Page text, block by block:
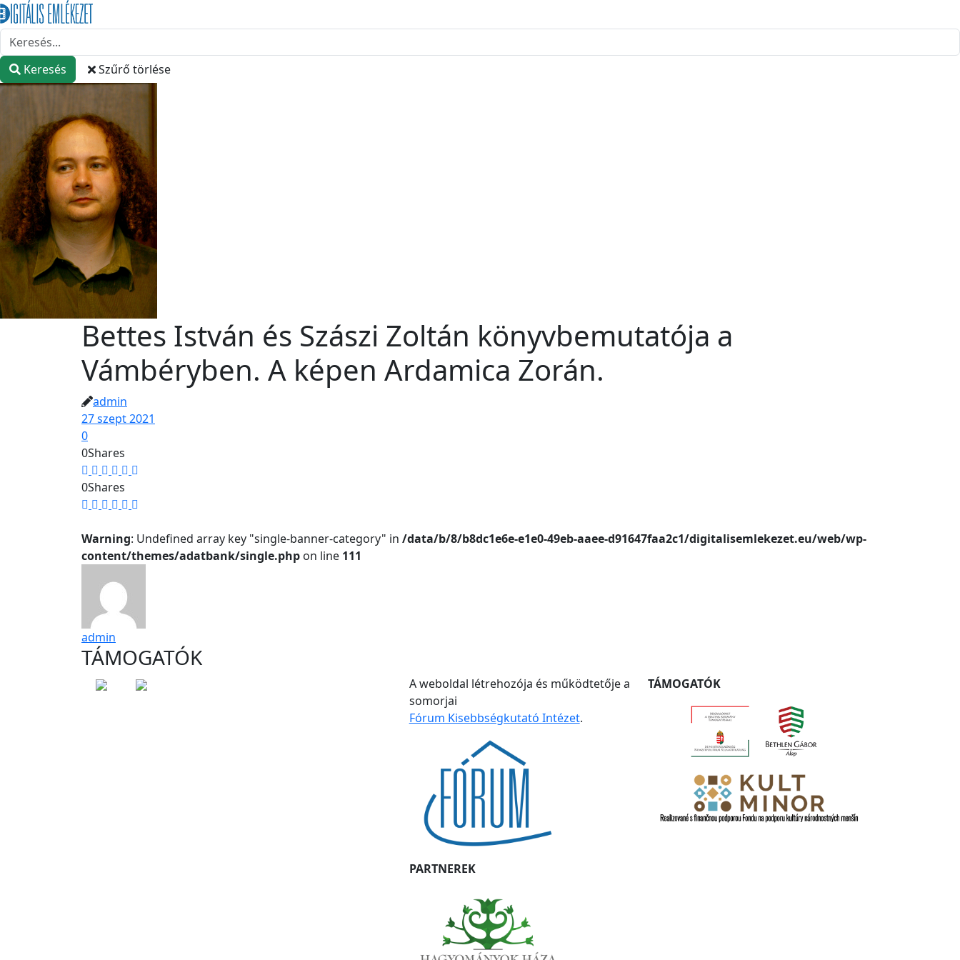
Keresés Szűrő törlése
Bettes István és Szászi Zoltán könyvbemutatója a
Vámbéryben. A képen Ardamica Zorán.
admin
27 szept 2021
0
0Shares
0Shares
Warning: Undefined array key "single-banner-category" in /data/b/8/b8dc1e6e-e1e0-49eb-aaee-d91647faa2c1/digitalisemlekezet.eu/web/wp-
content/themes/adatbank/single.php on line 111
admin
TÁMOGATÓK
A weboldal létrehozója és működtetője a
somorjai
Fórum Kisebbségkutató Intézet.
PARTNEREK
TÁMOGATÓK